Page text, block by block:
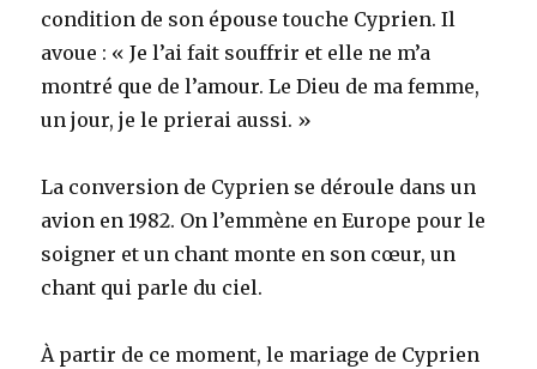
condition de son épouse touche Cyprien. Il
avoue : « Je l’ai fait souffrir et elle ne m’a
montré que de l’amour. Le Dieu de ma femme,
un jour, je le prierai aussi. »
La conversion de Cyprien se déroule dans un
avion en 1982. On l’emmène en Europe pour le
soigner et un chant monte en son cœur, un
chant qui parle du ciel.
À partir de ce moment, le mariage de Cyprien